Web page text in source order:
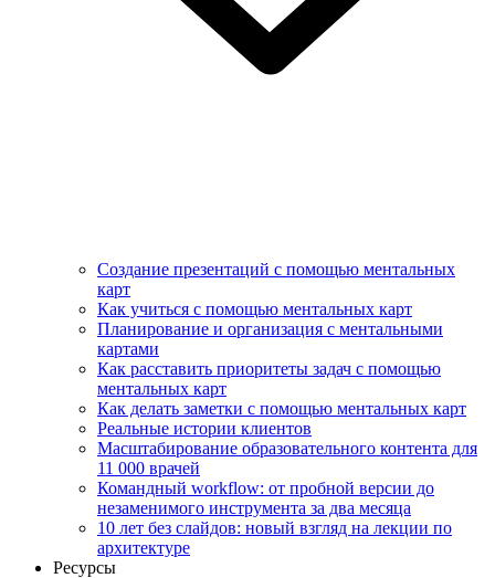
Создание презентаций с помощью ментальных
карт
Как учиться с помощью ментальных карт
Планирование и организация с ментальными
картами
Как расставить приоритеты задач с помощью
ментальных карт
Как делать заметки с помощью ментальных карт
Реальные истории клиентов
Масштабирование образовательного контента для
11 000 врачей
Командный workflow: от пробной версии до
незаменимого инструмента за два месяца
10 лет без слайдов: новый взгляд на лекции по
архитектуре
Ресурсы